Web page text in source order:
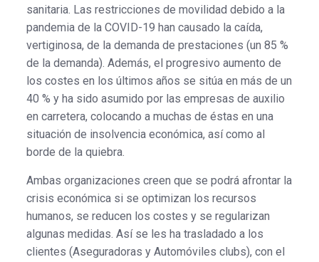
sanitaria. Las restricciones de movilidad debido a la
pandemia de la COVID-19 han causado la caída,
vertiginosa, de la demanda de prestaciones (un 85 %
de la demanda). Además, el progresivo aumento de
los costes en los últimos años se sitúa en más de un
40 % y ha sido asumido por las empresas de auxilio
en carretera, colocando a muchas de éstas en una
situación de insolvencia económica, así como al
borde de la quiebra.
Ambas organizaciones creen que se podrá afrontar la
crisis económica si se optimizan los recursos
humanos, se reducen los costes y se regularizan
algunas medidas. Así se les ha trasladado a los
clientes (Aseguradoras y Automóviles clubs), con el